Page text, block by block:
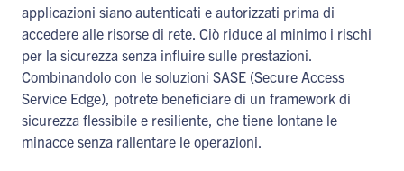
applicazioni siano autenticati e autorizzati prima di
accedere alle risorse di rete. Ciò riduce al minimo i rischi
per la sicurezza senza influire sulle prestazioni.
Combinandolo con le soluzioni SASE (Secure Access
Service Edge), potrete beneficiare di un framework di
sicurezza flessibile e resiliente, che tiene lontane le
minacce senza rallentare le operazioni.